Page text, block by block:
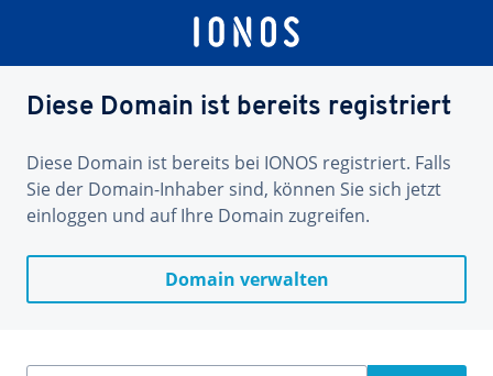
Diese Domain ist bereits registriert
Diese Domain ist bereits bei IONOS registriert. Falls
Sie der Domain-Inhaber sind, können Sie sich jetzt
einloggen und auf Ihre Domain zugreifen.
Domain verwalten